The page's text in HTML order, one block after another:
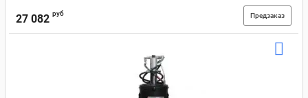
27 082 руб Предзаказ